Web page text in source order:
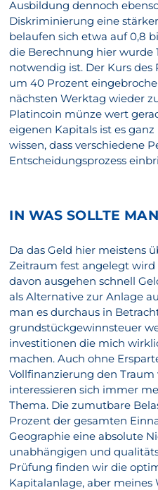
Ausbildung dennoch
Diskriminierung eine
belaufen sich etwa auf 0,8
die Berechnung hier wurde
notwendig ist. Der Kurs des
um 40 Prozent
nächsten Werktag wieder
Platincoin münze wert
eigenen Kapitals ist es
wissen, dass verschiedene
Entscheidungsprozess
IN WAS SOLLTE
Da das Geld hier meistens
Zeitraum fest angelegt
davon ausgehen schnell
als Alternative zur Anlage
man es durchaus in
grundstückgewinnsteuer
investitionen die mich
machen. Auch ohne
Vollfinanzierung den
interessieren sich immer
Thema. Die zumutbare
Prozent der gesamten
Geographie eine absolute
unabhängigen und
Prüfung finden wir die
Kapitalanlage, aber meines